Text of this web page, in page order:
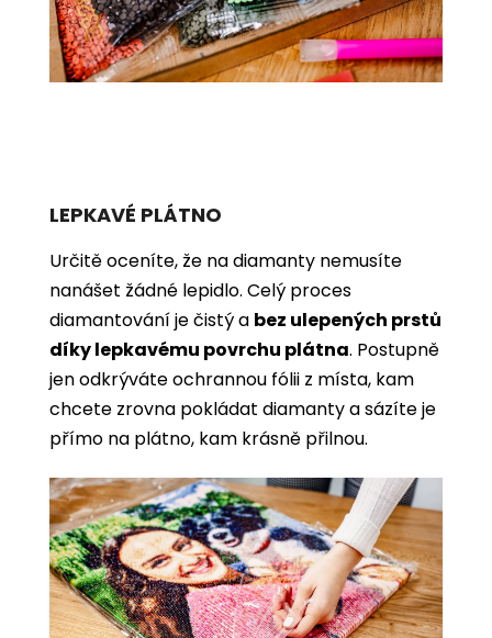
LEPKAVÉ PLÁTNO
Určitě oceníte, že na diamanty nemusíte
nanášet žádné lepidlo. Celý proces
diamantování je čistý a bez ulepených prstů
díky lepkavému povrchu plátna. Postupně
jen odkrýváte ochrannou fólii z místa, kam
chcete zrovna pokládat diamanty a sázíte je
přímo na plátno, kam krásně přilnou.